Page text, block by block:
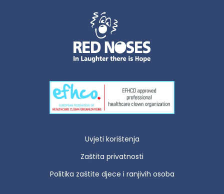
Uvjeti korištenja
Zaštita privatnosti
Politika zaštite djece i ranjivih osoba